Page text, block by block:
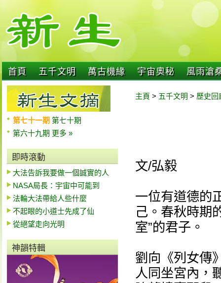
首頁 五千文明 萬古機緣 宇宙奧秘 風雨滄
第七十一期 第七十期
第六十九期 更多 »
即時滾動
大法告訴我要做一個誠實的人
NASA局長：宇宙中可能到
法輪大法帶給人些什麼
不起眼的小道士先成了仙
從絕望走向光明
神韻特輯
主頁 > 五千文明 > 歷史回
文/弘毅
一位有道德的
己。春秋時期
室”的君子。
劉向《列女傳
人同坐宮內，